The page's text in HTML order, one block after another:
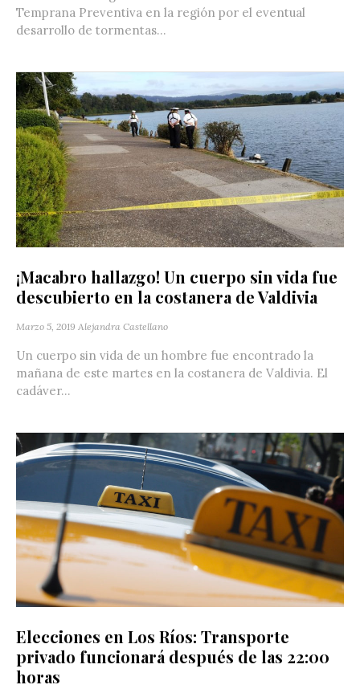
Temprana Preventiva en la región por el eventual
desarrollo de tormentas...
¡Macabro hallazgo! Un cuerpo sin vida fue
descubierto en la costanera de Valdivia
Marzo 5, 2019 Alejandra Castellano
Un cuerpo sin vida de un hombre fue encontrado la
mañana de este martes en la costanera de Valdivia. El
cadáver...
Elecciones en Los Ríos: Transporte
privado funcionará después de las 22:00
horas